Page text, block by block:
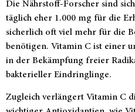
Die Nährstoff-Forscher sind
täglich eher 1.000 mg für die
sicherlich oft viel mehr für die
benötigen. Vitamin C ist einer
in der Bekämpfung freier
bakterieller Eindringlinge.
Zugleich verlängert Vitamin C